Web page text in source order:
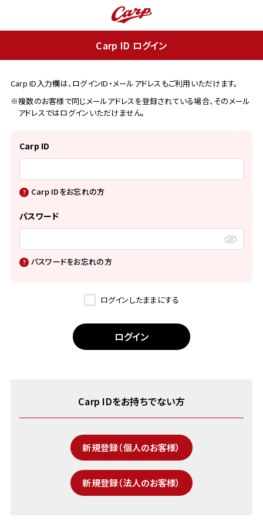
Carp ID ログイン
Carp ID入力欄は、ログインID・メールアドレスもご利用いただけます。
※複数のお客様で同じメールアドレスを登録されている場合、そのメール
アドレスではログインいただけません。
Carp ID
Carp IDをお忘れの方
パスワード
パスワードをお忘れの方
ログインしたままにする
Carp IDをお持ちでない方
新規登録（個人のお客様）
新規登録（法人のお客様）